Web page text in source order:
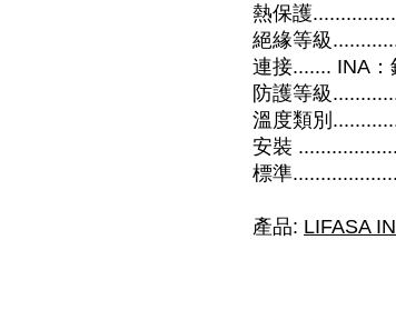
熱保護
絕緣等級
連接....... INA
防護等級
溫度類別
安裝
標準
產品: LIFASA